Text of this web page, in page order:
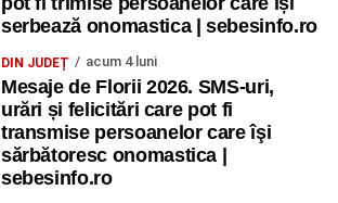
serbează onomastica | sebesinfo.ro
DIN JUDEȚ acum 4 luni
Mesaje de Florii 2026. SMS-uri,
urări și felicitări care pot fi
transmise persoanelor care îşi
sărbătoresc onomastica |
sebesinfo.ro